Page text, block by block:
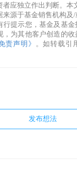
者应独立作出判断。本
来源于基金销售机构及
行提示您，基金及基
，为其他客户创造的
责声明》 。如转载引
发布想法